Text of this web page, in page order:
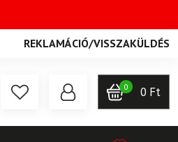
REKLAMÁCIÓ/VISSZAKÜLDÉS
0 0 Ft